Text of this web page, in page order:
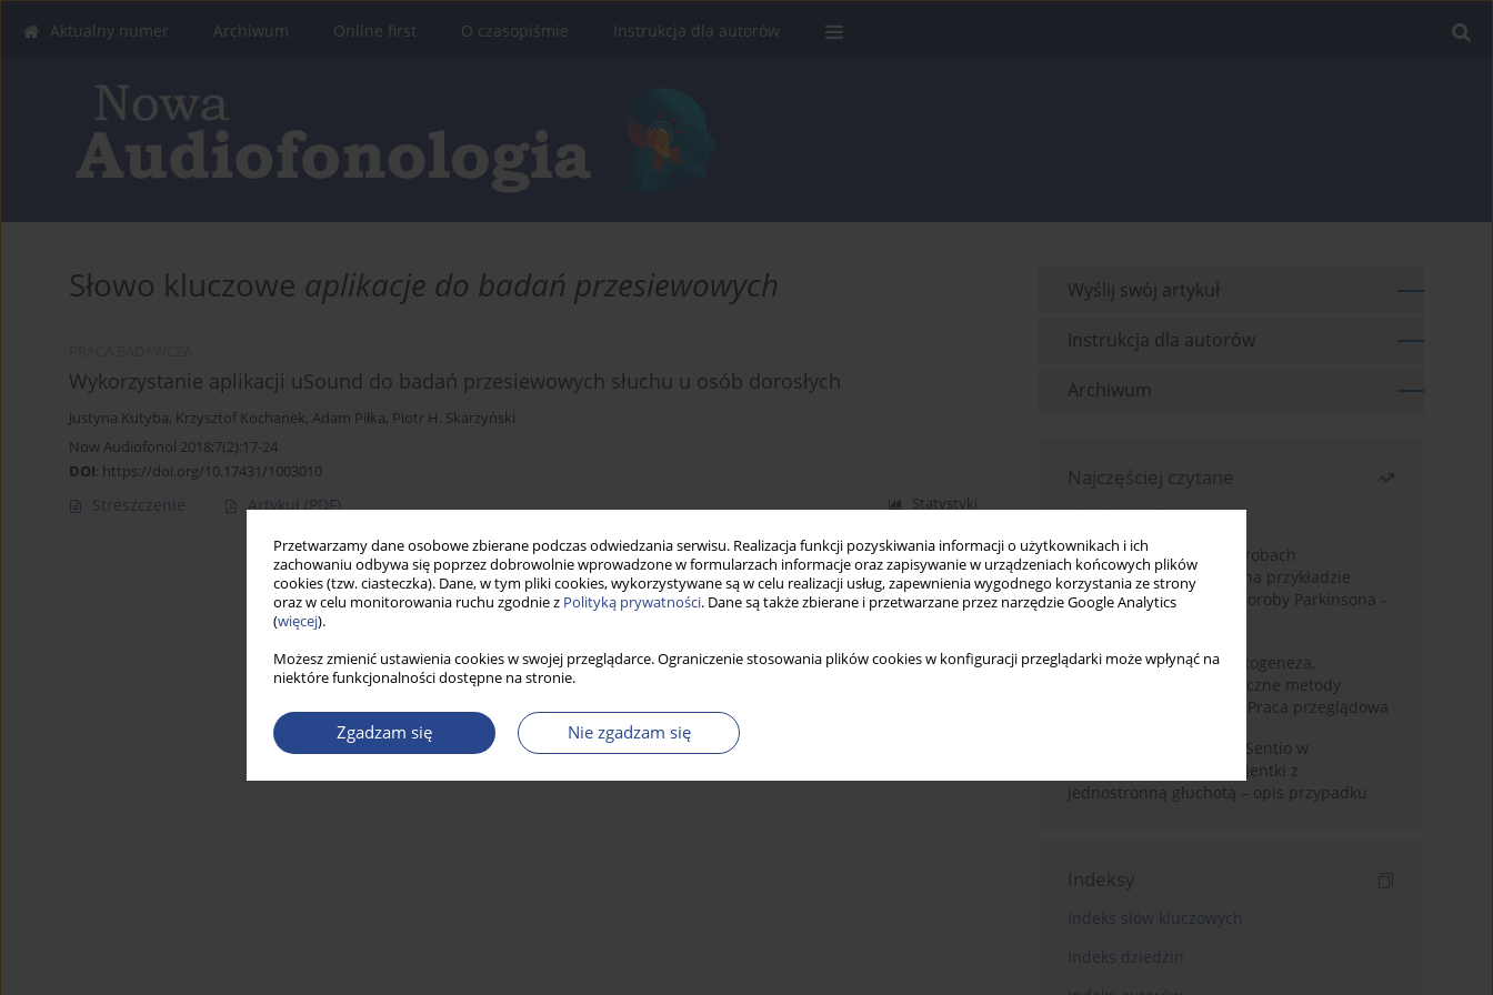
Przetwarzamy dane osobowe zbierane podczas odwiedzania serwisu. Realizacja funkcji pozyskiwania informacji o użytkownikach i ich
zachowaniu odbywa się poprzez dobrowolnie wprowadzone w formularzach informacje oraz zapisywanie w urządzeniach końcowych plików
cookies (tzw. ciasteczka). Dane, w tym pliki cookies, wykorzystywane są w celu realizacji usług, zapewnienia wygodnego korzystania ze strony
oraz w celu monitorowania ruchu zgodnie z Polityką prywatności. Dane są także zbierane i przetwarzane przez narzędzie Google Analytics
(więcej).
Możesz zmienić ustawienia cookies w swojej przeglądarce. Ograniczenie stosowania plików cookies w konfiguracji przeglądarki może wpłynąć na
niektóre funkcjonalności dostępne na stronie.
Zgadzam się Nie zgadzam się
Aktualny numer Archiwum Online first O czasopiśmie Instrukcja dla autorów
Słowo kluczowe aplikacje do badań przesiewowych
Wykorzystanie aplikacji uSound do badań przesiewowych słuchu u osób dorosłych
Justyna Kutyba, Krzysztof Kochanek, Adam Piłka, Piotr H. Skarżyński
Now Audiofonol 2018;7(2):17-24
DOI: https://doi.org/10.17431/1003010
Streszczenie Artykuł(PDF) Statystyki
Wyślij swój artykuł
Instrukcja dla autorów
Archiwum
Najczęściej czytane
Miesiąc
Rok
Badanie zmysłów w chorobach
neurodegeneracyjnych na przykładzie
choroby Alzheimera i choroby Parkinsona -
Choroba Meniere’a – patogeneza,
diagnostyka, niechirurgiczne metody
leczenia i kontrowersje. Praca przeglądowa
Wykorzystanie systemu Sentio w
konfiguracji CROS u pacjentki z
jednostronną głuchotą – opis przypadku
Indeksy
Indeks słów kluczowych
Indeks dziedzin